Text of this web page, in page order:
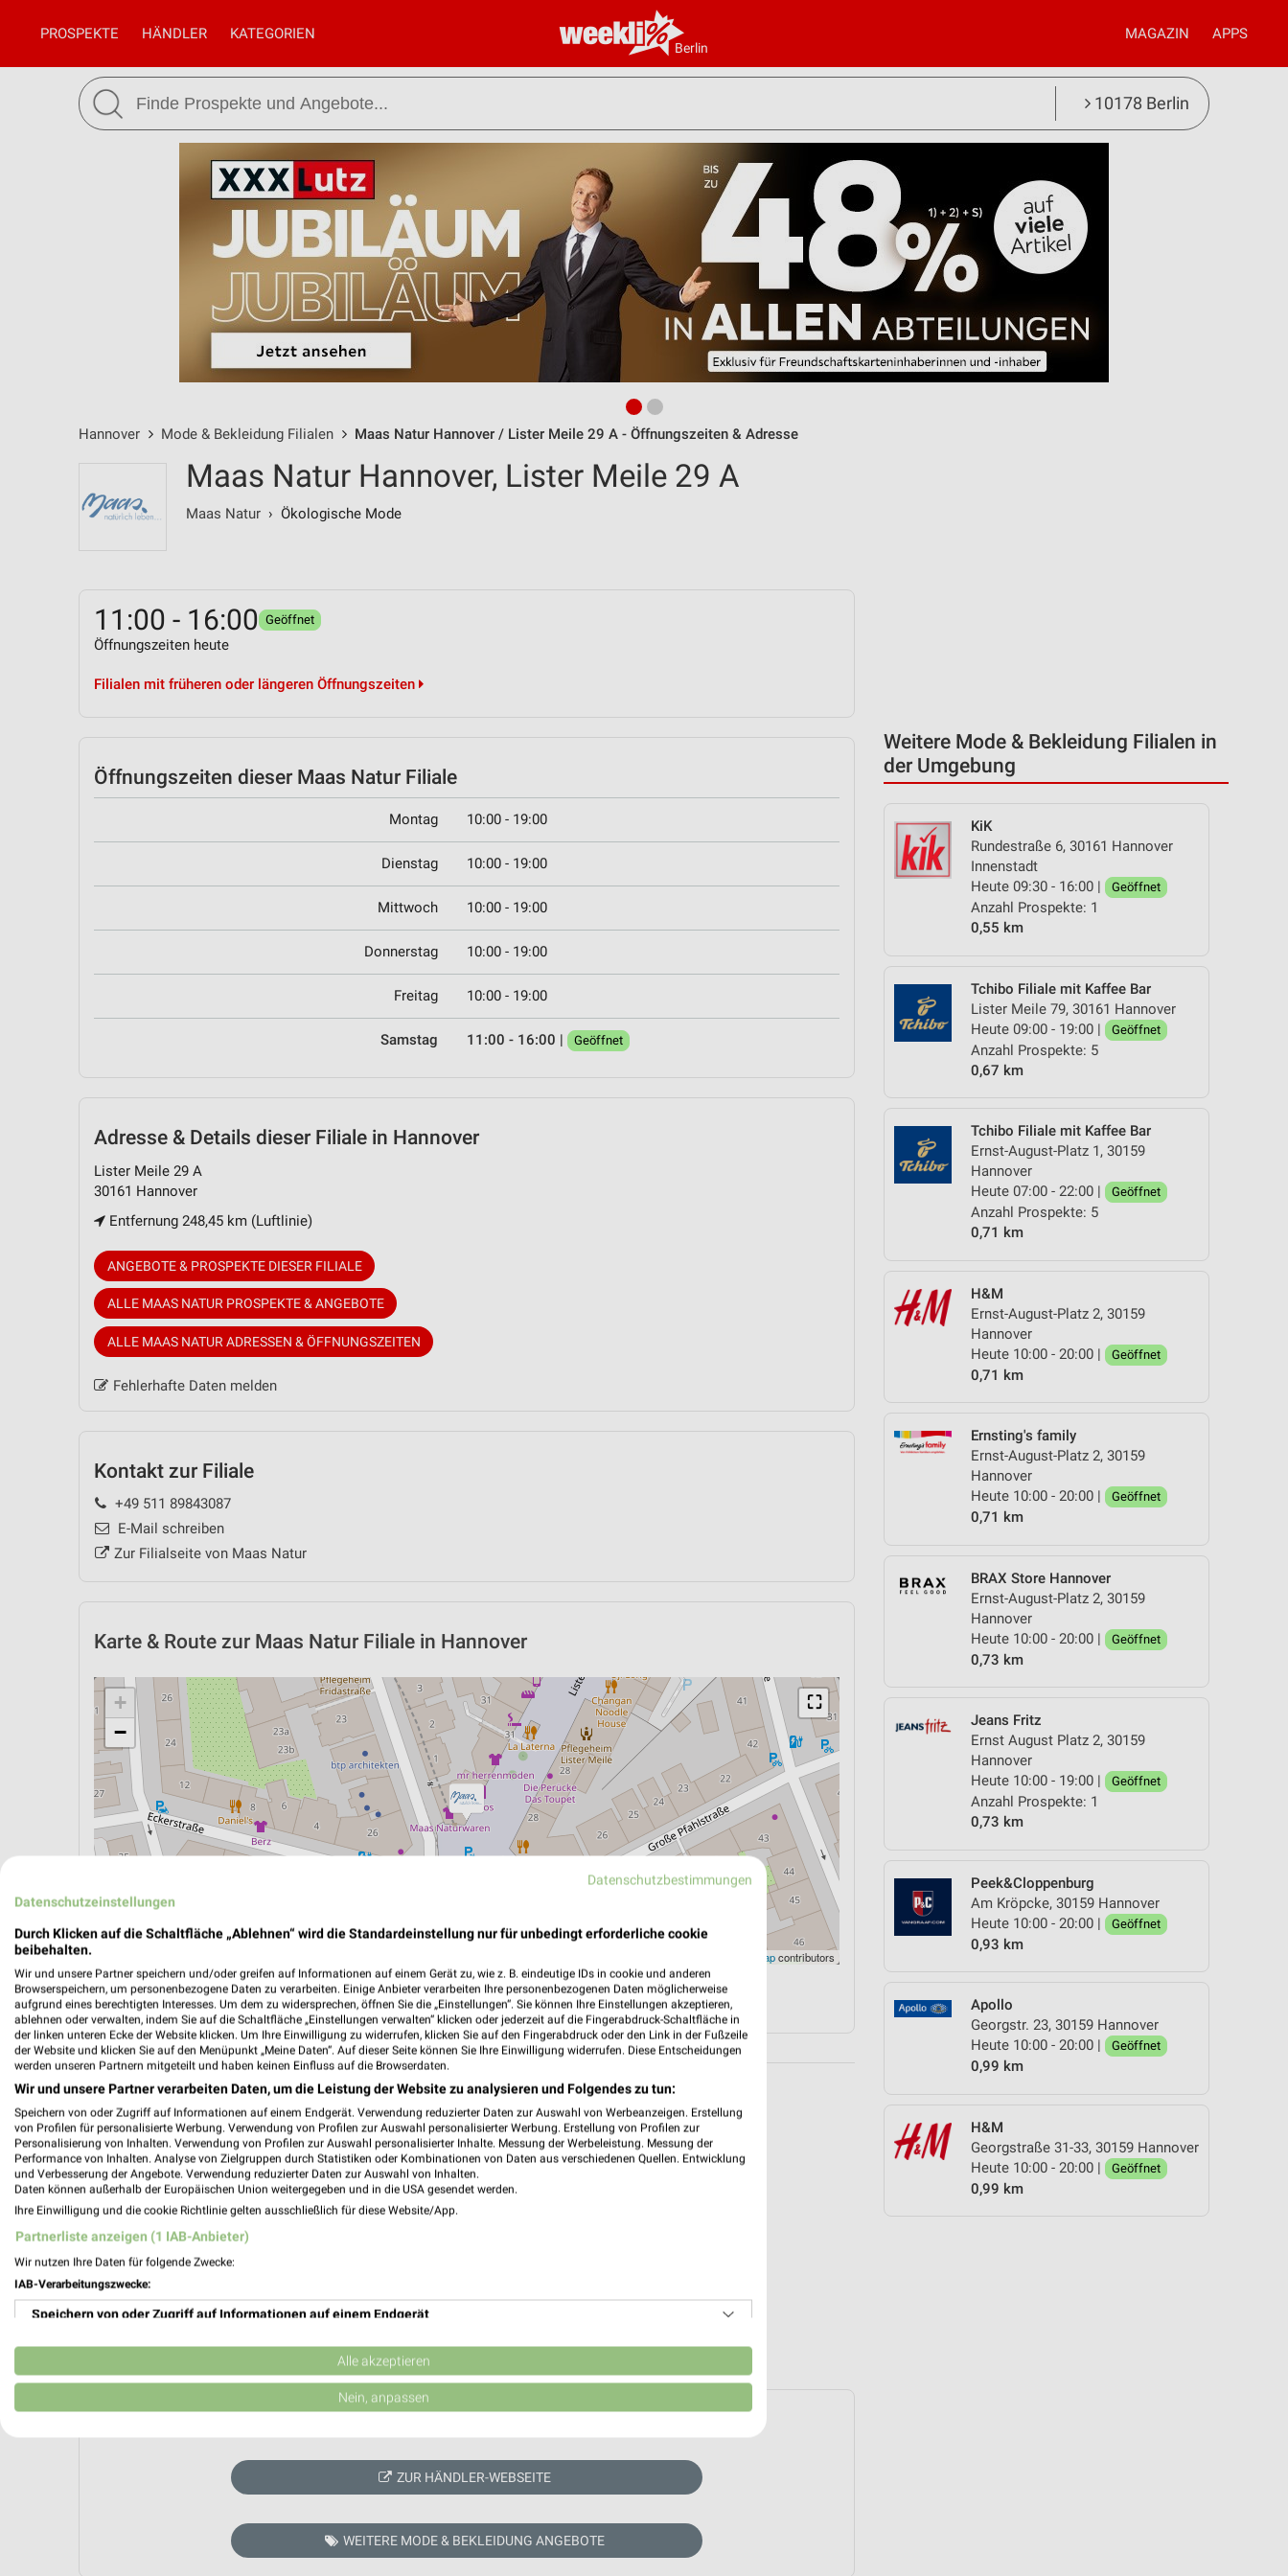
Berlin
PROSPEKTE HÄNDLER KATEGORIEN MAGAZIN APPS
10178 Berlin
Hannover Mode & Bekleidung Filialen Maas Natur Hannover / Lister Meile 29 A - Öffnungszeiten & Adresse
Weitere Mode & Bekleidung Filialen in
der Umgebung
KiK
Rundestraße 6, 30161 Hannover
Innenstadt
Heute 09:30 - 16:00 |
Geöffnet
Anzahl Prospekte: 1
0,55 km
Tchibo Filiale mit Kaffee Bar
Lister Meile 79, 30161 Hannover
Heute 09:00 - 19:00 |
Geöffnet
Anzahl Prospekte: 5
0,67 km
Tchibo Filiale mit Kaffee Bar
Ernst-August-Platz 1, 30159
Hannover
Heute 07:00 - 22:00 |
Geöffnet
Anzahl Prospekte: 5
0,71 km
H&M
Ernst-August-Platz 2, 30159
Hannover
Heute 10:00 - 20:00 |
Geöffnet
0,71 km
Ernsting's family
Ernst-August-Platz 2, 30159
Hannover
Heute 10:00 - 20:00 |
Geöffnet
0,71 km
BRAX Store Hannover
Ernst-August-Platz 2, 30159
Hannover
Heute 10:00 - 20:00 |
Geöffnet
0,73 km
Jeans Fritz
Ernst August Platz 2, 30159
Hannover
Heute 10:00 - 19:00 |
Geöffnet
Anzahl Prospekte: 1
0,73 km
Peek&Cloppenburg
Am Kröpcke, 30159 Hannover
Heute 10:00 - 20:00 |
Geöffnet
0,93 km
Apollo
Georgstr. 23, 30159 Hannover
Heute 10:00 - 20:00 |
Geöffnet
0,99 km
H&M
Georgstraße 31-33, 30159 Hannover
Heute 10:00 - 20:00 |
Geöffnet
0,99 km
Maas Natur Hannover, Lister Meile 29 A
Maas Natur › Ökologische Mode
11:00 - 16:00 Geöffnet
Öffnungszeiten heute
Filialen mit früheren oder längeren Öffnungszeiten
Öffnungszeiten dieser Maas Natur Filiale
Montag 10:00 - 19:00
Dienstag 10:00 - 19:00
Mittwoch 10:00 - 19:00
Donnerstag 10:00 - 19:00
Freitag 10:00 - 19:00
Samstag 11:00 - 16:00 | Geöffnet
Adresse & Details dieser Filiale in Hannover
Lister Meile 29 A
30161 Hannover
Entfernung 248,45 km (Luftlinie)
ANGEBOTE & PROSPEKTE DIESER FILIALE
ALLE MAAS NATUR PROSPEKTE & ANGEBOTE
ALLE MAAS NATUR ADRESSEN & ÖFFNUNGSZEITEN
Fehlerhafte Daten melden
Kontakt zur Filiale
+49 511 89843087
E-Mail schreiben
Zur Filialseite von Maas Natur
Karte & Route zur Maas Natur Filiale in Hannover
⛶
+
−
OpenStreetMapcontributors
ÖPNV ANZEIGEN LADESÄULEN ANZEIGEN NAVIGATION MIT GOOGLE/IOS MAPS
ZUR HÄNDLER-WEBSEITE
WEITERE MODE & BEKLEIDUNG ANGEBOTE
Datenschutzbestimmungen
Datenschutzeinstellungen
Durch Klicken auf die Schaltfläche „Ablehnen“ wird die Standardeinstellung nur für unbedingt erforderliche cookie
beibehalten.
Wir und unsere Partner speichern und/oder greifen auf Informationen auf einem Gerät zu, wie z. B. eindeutige IDs in cookie und anderen
Browserspeichern, um personenbezogene Daten zu verarbeiten. Einige Anbieter verarbeiten Ihre personenbezogenen Daten möglicherweise
aufgrund eines berechtigten Interesses. Um dem zu widersprechen, öffnen Sie die „Einstellungen“. Sie können Ihre Einstellungen akzeptieren,
ablehnen oder verwalten, indem Sie auf die Schaltfläche „Einstellungen verwalten“ klicken oder jederzeit auf die Fingerabdruck-Schaltfläche in
der linken unteren Ecke der Website klicken. Um Ihre Einwilligung zu widerrufen, klicken Sie auf den Fingerabdruck oder den Link in der Fußzeile
der Website und klicken Sie auf den Menüpunkt „Meine Daten“. Auf dieser Seite können Sie Ihre Einwilligung widerrufen. Diese Entscheidungen
werden unseren Partnern mitgeteilt und haben keinen Einfluss auf die Browserdaten.
Wir und unsere Partner verarbeiten Daten, um die Leistung der Website zu analysieren und Folgendes zu tun:
Speichern von oder Zugriff auf Informationen auf einem Endgerät. Verwendung reduzierter Daten zur Auswahl von Werbeanzeigen. Erstellung
von Profilen für personalisierte Werbung. Verwendung von Profilen zur Auswahl personalisierter Werbung. Erstellung von Profilen zur
Personalisierung von Inhalten. Verwendung von Profilen zur Auswahl personalisierter Inhalte. Messung der Werbeleistung. Messung der
Performance von Inhalten. Analyse von Zielgruppen durch Statistiken oder Kombinationen von Daten aus verschiedenen Quellen. Entwicklung
und Verbesserung der Angebote. Verwendung reduzierter Daten zur Auswahl von Inhalten.
Daten können außerhalb der Europäischen Union weitergegeben und in die USA gesendet werden.
Ihre Einwilligung und die cookie Richtlinie gelten ausschließlich für diese Website/App.
Partnerliste anzeigen (1 IAB-Anbieter)
Wir nutzen Ihre Daten für folgende Zwecke:
IAB-Verarbeitungszwecke:
Speichern von oder Zugriff auf Informationen auf einem Endgerät
Verwendung reduzierter Daten zur Auswahl von Werbeanzeigen
Erstellung von Profilen für personalisierte Werbung
Erstellung von Profilen zur Personalisierung von Inhalten
Alle akzeptieren
Nein, anpassen